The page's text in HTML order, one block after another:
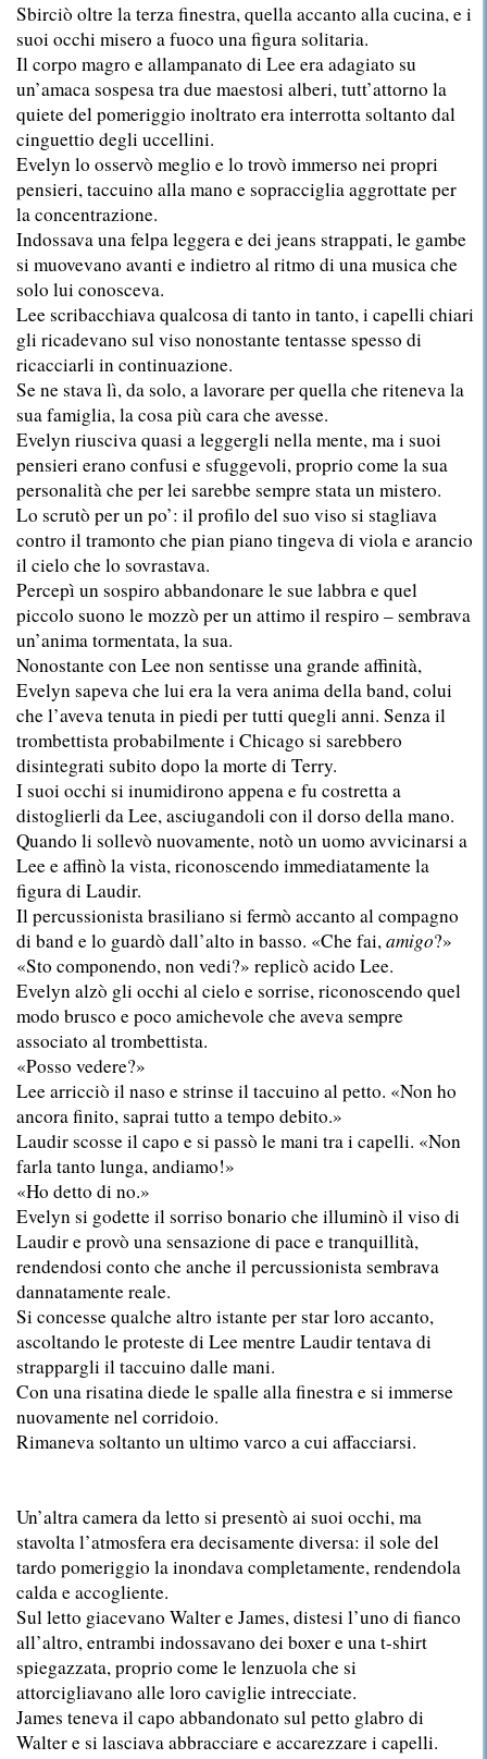
Sbirciò oltre la terza finestra, quella accanto alla cucina, e i
suoi occhi misero a fuoco una figura solitaria.
Il corpo magro e allampanato di Lee era adagiato su
un’amaca sospesa tra due maestosi alberi, tutt’attorno la
quiete del pomeriggio inoltrato era interrotta soltanto dal
cinguettio degli uccellini.
Evelyn lo osservò meglio e lo trovò immerso nei propri
pensieri, taccuino alla mano e sopracciglia aggrottate per
la concentrazione.
Indossava una felpa leggera e dei jeans strappati, le gambe
si muovevano avanti e indietro al ritmo di una musica che
solo lui conosceva.
Lee scribacchiava qualcosa di tanto in tanto, i capelli chiari
gli ricadevano sul viso nonostante tentasse spesso di
ricacciarli in continuazione.
Se ne stava lì, da solo, a lavorare per quella che riteneva la
sua famiglia, la cosa più cara che avesse.
Evelyn riusciva quasi a leggergli nella mente, ma i suoi
pensieri erano confusi e sfuggevoli, proprio come la sua
personalità che per lei sarebbe sempre stata un mistero.
Lo scrutò per un po’: il profilo del suo viso si stagliava
contro il tramonto che pian piano tingeva di viola e arancio
il cielo che lo sovrastava.
Percepì un sospiro abbandonare le sue labbra e quel
piccolo suono le mozzò per un attimo il respiro – sembrava
un’anima tormentata, la sua.
Nonostante con Lee non sentisse una grande affinità,
Evelyn sapeva che lui era la vera anima della band, colui
che l’aveva tenuta in piedi per tutti quegli anni. Senza il
trombettista probabilmente i Chicago si sarebbero
disintegrati subito dopo la morte di Terry.
I suoi occhi si inumidirono appena e fu costretta a
distoglierli da Lee, asciugandoli con il dorso della mano.
Quando li sollevò nuovamente, notò un uomo avvicinarsi a
Lee e affinò la vista, riconoscendo immediatamente la
figura di Laudir.
Il percussionista brasiliano si fermò accanto al compagno
di band e lo guardò dall’alto in basso. «Che fai,amigo?»
«Sto componendo, non vedi?» replicò acido Lee.
Evelyn alzò gli occhi al cielo e sorrise, riconoscendo quel
modo brusco e poco amichevole che aveva sempre
associato al trombettista.
«Posso vedere?»
Lee arricciò il naso e strinse il taccuino al petto. «Non ho
ancora finito, saprai tutto a tempo debito.»
Laudir scosse il capo e si passò le mani tra i capelli. «Non
farla tanto lunga, andiamo!»
«Ho detto di no.»
Evelyn si godette il sorriso bonario che illuminò il viso di
Laudir e provò una sensazione di pace e tranquillità,
rendendosi conto che anche il percussionista sembrava
dannatamente reale.
Si concesse qualche altro istante per star loro accanto,
ascoltando le proteste di Lee mentre Laudir tentava di
strappargli il taccuino dalle mani.
Con una risatina diede le spalle alla finestra e si immerse
nuovamente nel corridoio.
Rimaneva soltanto un ultimo varco a cui affacciarsi.
Un’altra camera da letto si presentò ai suoi occhi, ma
stavolta l’atmosfera era decisamente diversa: il sole del
tardo pomeriggio la inondava completamente, rendendola
calda e accogliente.
Sul letto giacevano Walter e James, distesi l’uno di fianco
all’altro, entrambi indossavano dei boxer e una t-shirt
spiegazzata, proprio come le lenzuola che si
attorcigliavano alle loro caviglie intrecciate.
James teneva il capo abbandonato sul petto glabro di
Walter e si lasciava abbracciare e accarezzare i capelli.